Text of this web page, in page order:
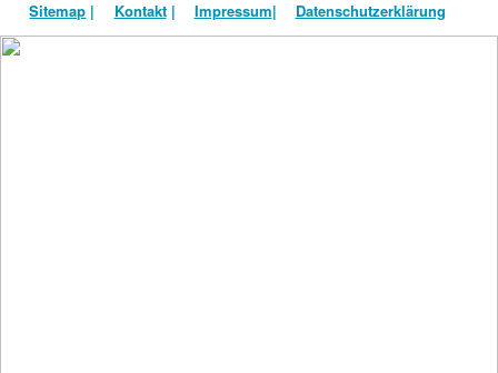
Sitemap | Kontakt| Impressum| Datenschutzerklärung